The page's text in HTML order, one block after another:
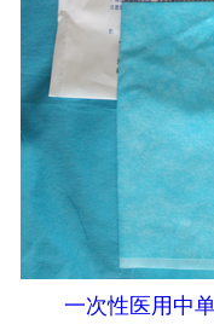
一次性医用中